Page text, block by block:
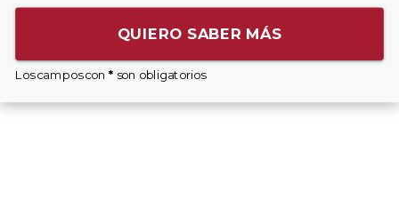
QUIERO SABER MÁS
Los campos con * son obligatorios